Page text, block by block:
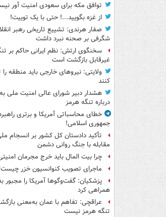
توافق مکه برای سعودی امنیت آور
از غزه بگویید...! حتی با یک توییت!
صفار هرندی: تشییع تاریخی رهبر
شگرفی بر صحنه نبرد داشت
سخنگوی ارتش: نظم ایرانی حاکم بر
غیرقابل بازگشت است
ولایتی: نیروهای خارجی باید منطقه
کنند
هشدار دبیر شورای عالی امنیت ملی به
درباره تنگه هرمز
خطای محاسباتی آمریکا و برتری
جمهوری اسلامی!
تأکید دادستان کل کشور بر انسجام
مقابله با جنگ روانی دشمن
چرا بیت المال باید خرج مجرمان
ماجرای تصویب کنوانسیون خزر
پزشکیان: گفت‌وگوها آمریکا را مجبور
همراهی کرد
عراقچی: تفاهم با عمان به‌معنی
تنگه هرمز نیست